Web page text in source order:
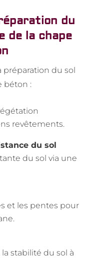
du
de la chape
préparation du sol
béton :
revêtements.
du sol
du sol via une
et les pentes pour
stabilité du sol à